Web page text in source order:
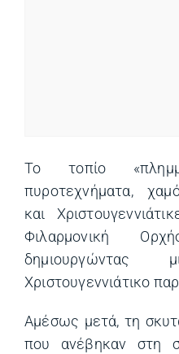
Το τοπίο
πυροτεχνήματα,
και
Φιλαρμονική
Χριστουγεννιάτικο
Αμέσως μετά, τη
που ανέβηκαν στη